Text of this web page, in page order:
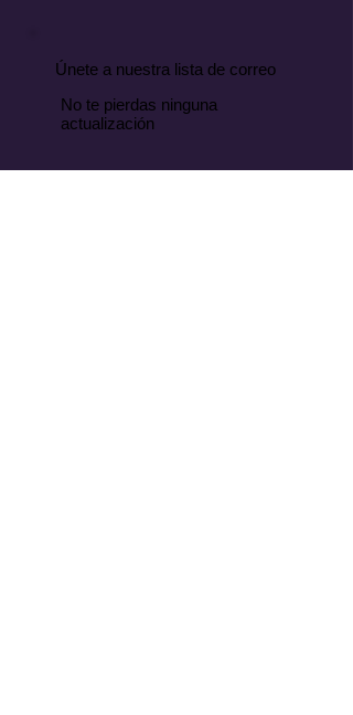
Únete a nuestra lista de correo
No te pierdas ninguna
actualización